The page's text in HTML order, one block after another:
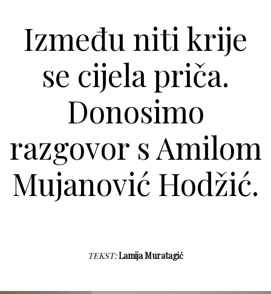
Između niti krije
se cijela priča.
Donosimo
razgovor s Amilom
Mujanović Hodžić.
TEKST:Lamija Muratagić